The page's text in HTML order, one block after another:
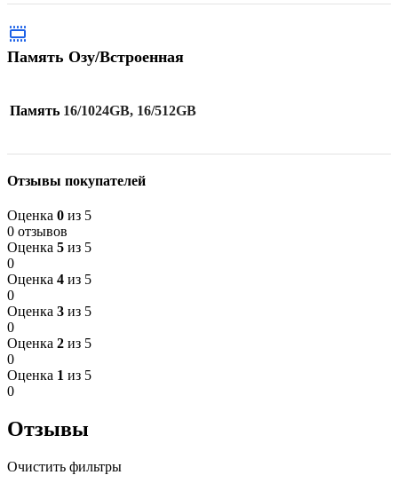
Память Озу/Встроенная
Память 16/1024GB, 16/512GB
Отзывы покупателей
Оценка 0 из 5
0 отзывов
Оценка 5 из 5
0
Оценка 4 из 5
0
Оценка 3 из 5
0
Оценка 2 из 5
0
Оценка 1 из 5
0
Отзывы
Очистить фильтры